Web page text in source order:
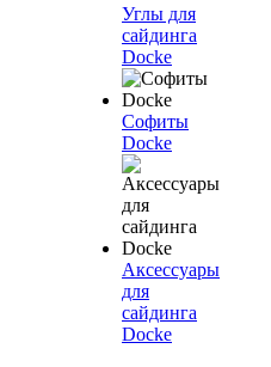
Углы для
сайдинга
Docke
Софиты
Docke
Аксессуары
для
сайдинга
Docke